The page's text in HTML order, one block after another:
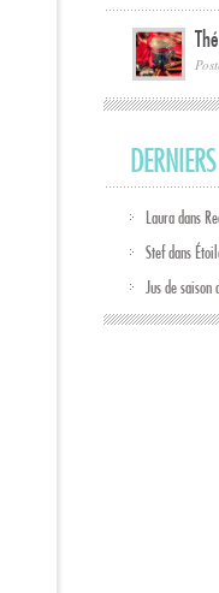
Lauradans
Stefdans
Jus de saison